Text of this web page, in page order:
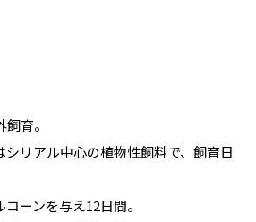
育。
シリアル中心の植物性飼料で、飼育日
ーンを与え12日間。